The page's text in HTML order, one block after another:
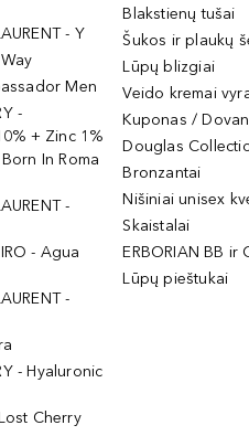
- Y
Men
-
+ Zinc 1%
In Roma
-
- Agua
-
- Hyaluronic
Cherry
Blakstienų tušai
Šukos ir plaukų
Lūpų blizgiai
Veido kremai
Kuponas /
Douglas
Bronzantai
Nišiniai unisex
Skaistalai
ERBORIAN BB ir
Lūpų pieštukai